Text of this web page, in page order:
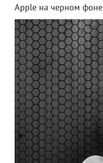
Apple на черном фоне